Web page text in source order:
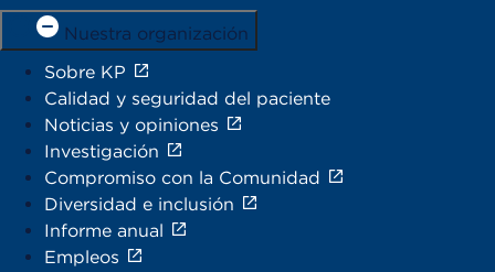
Nuestra organización
Sobre KP
Calidad y seguridad del paciente
Noticias y opiniones
Investigación
Compromiso con la Comunidad
Diversidad e inclusión
Informe anual
Empleos